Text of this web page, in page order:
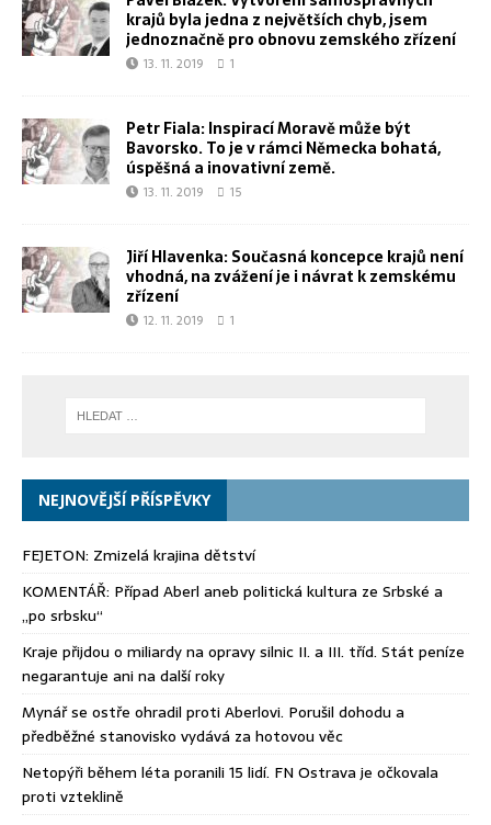
krajů byla jedna z největších chyb, jsem
jednoznačně pro obnovu zemského zřízení
13. 11. 2019 1
Petr Fiala: Inspirací Moravě může být
Bavorsko. To je v rámci Německa bohatá,
úspěšná a inovativní země.
13. 11. 2019 15
Jiří Hlavenka: Současná koncepce krajů není
vhodná, na zvážení je i návrat k zemskému
zřízení
12. 11. 2019 1
NEJNOVĚJŠÍ PŘÍSPĚVKY
FEJETON: Zmizelá krajina dětství
KOMENTÁŘ: Případ Aberl aneb politická kultura ze Srbské a
„po srbsku“
Kraje přijdou o miliardy na opravy silnic II. a III. tříd. Stát peníze
negarantuje ani na další roky
Mynář se ostře ohradil proti Aberlovi. Porušil dohodu a
předběžné stanovisko vydává za hotovou věc
Netopýři během léta poranili 15 lidí. FN Ostrava je očkovala
proti vzteklině